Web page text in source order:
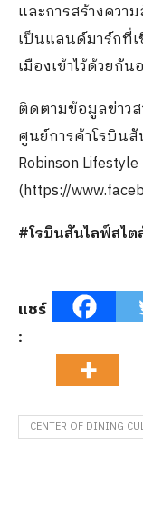
และการสร้างคว
เป็นแลนด์มาร์กที่
เมืองเข้าไว้ด้วยกั
ติดตามข้อมูลข่าวส
ศูนย์การค้าโรบินสั
Robinson Lifestyle
(https://
#โรบินสันไลฟ์สไต
แชร์
:
CENTER OF DINING